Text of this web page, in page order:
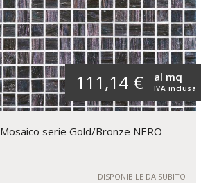
111,14 € IVA inclusa
al mq
Mosaico serie Gold/Bronze NERO
DISPONIBILE DA SUBITO